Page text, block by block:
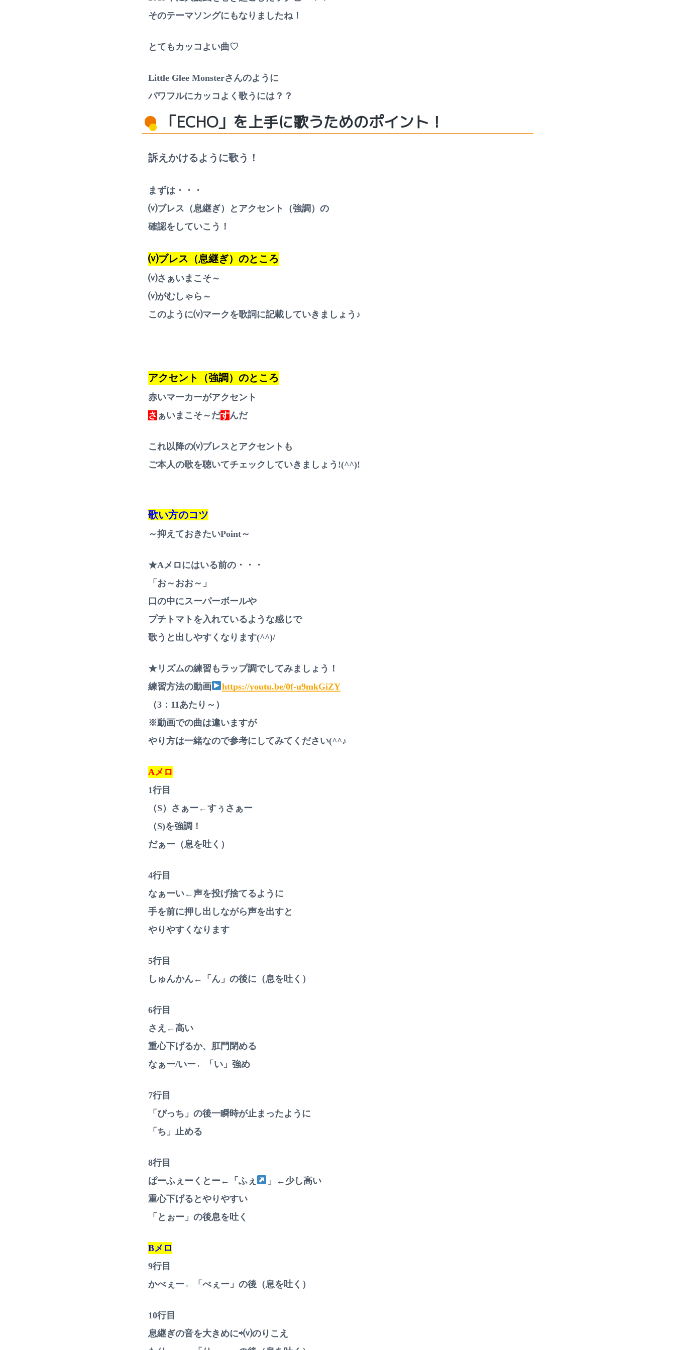
そのテーマソングにもなりましたね！
とてもカッコよい曲♡
Little Glee Monsterさんのように
パワフルにカッコよく歌うには？？
「ECHO」を上手に歌うためのポイント！
訴えかけるように歌う！
まずは・・・
⒱ブレス（息継ぎ）とアクセント（強調）の
確認をしていこう！
⒱ブレス（息継ぎ）のところ
⒱さぁいまこそ～
⒱がむしゃら～
このように⒱マークを歌詞に記載していきましょう♪
アクセント（強調）のところ
赤いマーカーがアクセント
さ ぁいまこそ～だすんだ
これ以降の⒱ブレスとアクセントも
ご本人の歌を聴いてチェックしていきましょう!(^^)!
歌い方のコツ
～抑えておきたいPoint～
★Aメロにはいる前の・・・
「お～おお～」
口の中にスーパーボールや
プチトマトを入れているような感じで
歌うと出しやすくなります(^^)/
★リズムの練習もラップ調でしてみましょう！
練習方法の動画
https://youtu.be/0f-u9mkGiZY
（3：11あたり～）
※動画での曲は違いますが
やり方は一緒なので参考にしてみてください(^^♪
Aメロ
1行目
（S）さぁー←すぅさぁー
（S)を強調！
だぁー（息を吐く）
4行目
なぁーい←声を投げ捨てるように
手を前に押し出しながら声を出すと
やりやすくなります
5行目
しゅんかん←「ん」の後に（息を吐く）
6行目
さえ←高い
重心下げるか、肛門閉める
なぁー/いー←「い」強め
7行目
「ぴっち」の後一瞬時が止まったように
「ち」止める
8行目
ぱーふぇーくとー←「ふぇ
」←少し高い
重心下げるとやりやすい
「とぉー」の後息を吐く
Bメロ
9行目
かべぇー←「べぇー」の後（息を吐く）
10行目
息継ぎの音を大きめに⇨⒱のりこえ